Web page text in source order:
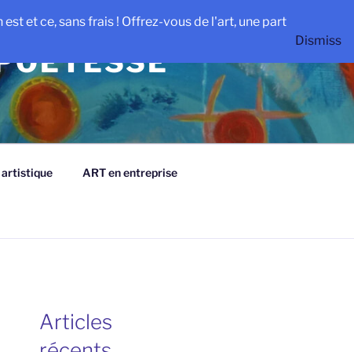
et ce, sans frais ! Offrez-vous de l'art, une part
Dismiss
artistique ART en entreprise
Articles